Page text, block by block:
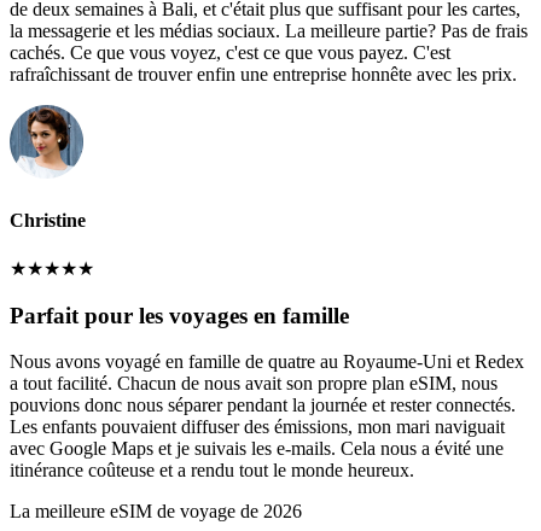
de deux semaines à Bali, et c'était plus que suffisant pour les cartes,
la messagerie et les médias sociaux. La meilleure partie? Pas de frais
cachés. Ce que vous voyez, c'est ce que vous payez. C'est
rafraîchissant de trouver enfin une entreprise honnête avec les prix.
Christine
★★★★★
Parfait pour les voyages en famille
Nous avons voyagé en famille de quatre au Royaume-Uni et Redex
a tout facilité. Chacun de nous avait son propre plan eSIM, nous
pouvions donc nous séparer pendant la journée et rester connectés.
Les enfants pouvaient diffuser des émissions, mon mari naviguait
avec Google Maps et je suivais les e-mails. Cela nous a évité une
itinérance coûteuse et a rendu tout le monde heureux.
La meilleure eSIM de voyage de 2026